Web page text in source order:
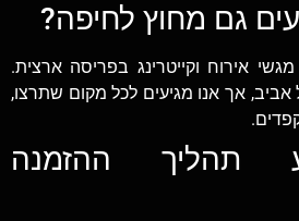
גם מחוץ לחיפה?
אירוח וקייטרינג בפריסה ארצית.
אך אנו מגיעים לכל מקום שתרצו,
תהליך ההזמנה